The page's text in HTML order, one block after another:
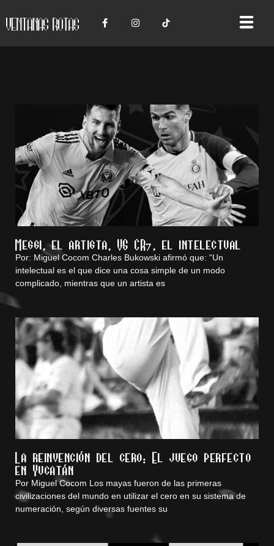
Messi, el artista, VS CR7, el intelectual
Por: Miguel Cocom Charles Bukowski afirmó que: “Un
intelectual es el que dice una cosa simple de un modo
complicado, mientras que un artista es
La reinvención del cero: El juego perfecto
en Yucatán
Por Miguel Cocom Los mayas fueron de las primeras
civilizaciones del mundo en utilizar el cero en su sistema de
numeración, según diversas fuentes su